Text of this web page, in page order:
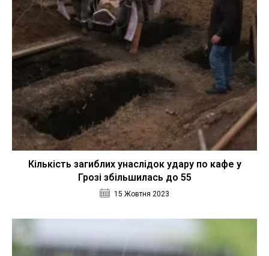
Кількість загиблих унаслідок удару по кафе у
Грозі збільшилась до 55
15 Жовтня 2023